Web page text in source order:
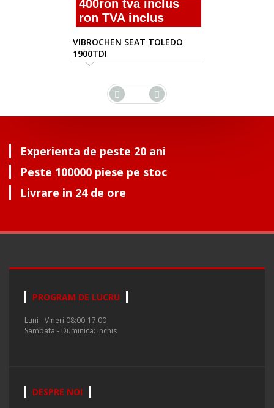
Experienta de peste 20 ani
Peste 100000 piese pe stoc
Livrare in 24 de ore
PROGRAM DE LUCRU
Luni - Vineri 08:00-17:00
Sambata - Duminica: inchis
DESPRE NOI